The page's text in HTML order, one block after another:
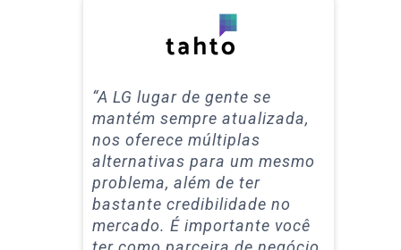
“A LG lugar de gente se
mantém sempre atualizada,
nos oferece múltiplas
alternativas para um mesmo
problema, além de ter
bastante credibilidade no
mercado. É importante você